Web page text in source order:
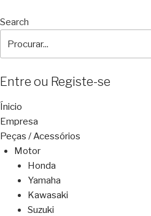
Search
Entre ou Registe-se
Ínicio
Empresa
Peças / Acessórios
Motor
Honda
Yamaha
Kawasaki
Suzuki